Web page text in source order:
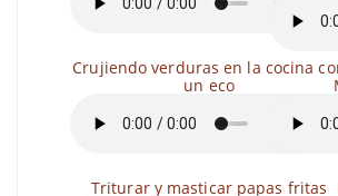
Crujiendo verduras en la cocina
un eco
Triturar y masticar papas fritas